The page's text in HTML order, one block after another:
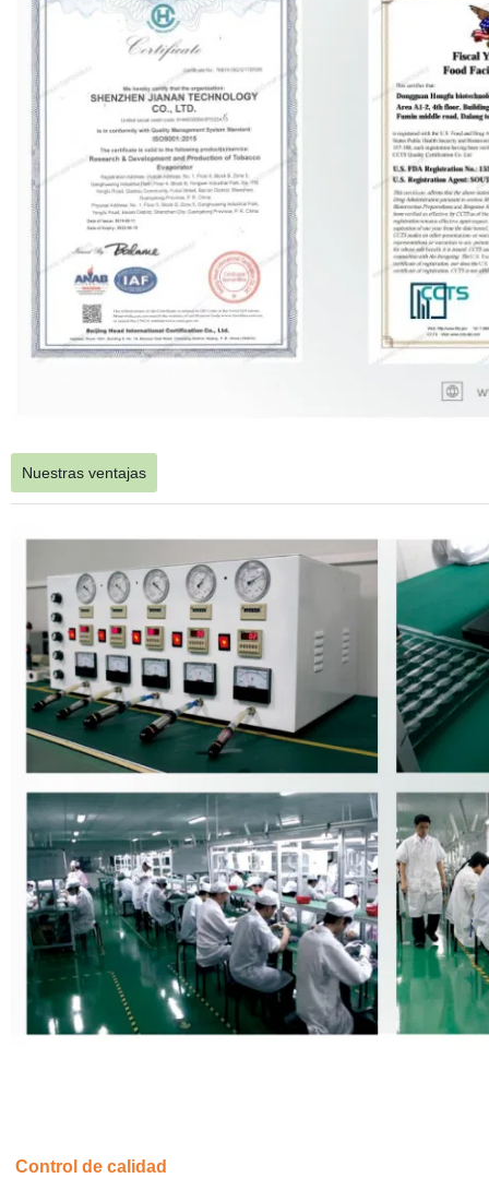
Nuestras ventajas
Control de calidad